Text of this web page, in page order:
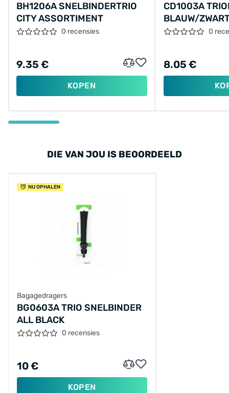
BH1206A SNELBINDERTRIO
CITY ASSORTIMENT
0 recensies
9.35 €
KOPEN
CD1003A
BLAUW/
0
8.05 €
DIE VAN JOU IS BEOORDEELD
NU OPHALEN
Bagagedragers
BG0603A TRIO SNELBINDER
ALL BLACK
0 recensies
10 €
KOPEN